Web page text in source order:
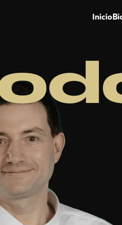
Inicio